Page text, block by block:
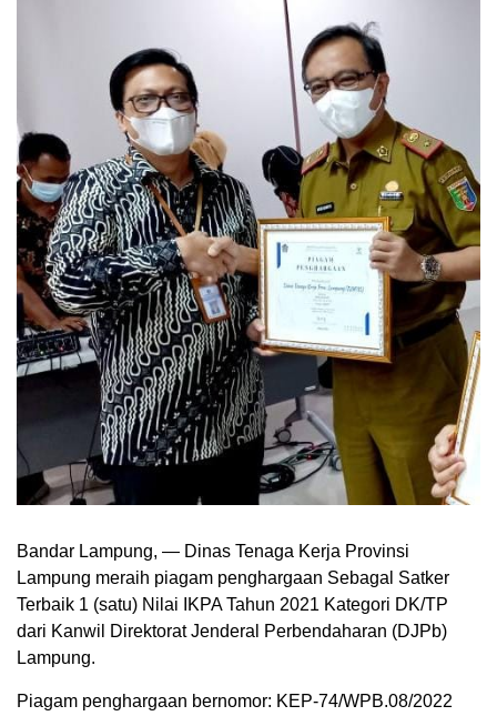
Bandar Lampung, — Dinas Tenaga Kerja Provinsi
Lampung meraih piagam penghargaan Sebagal Satker
Terbaik 1 (satu) Nilai IKPA Tahun 2021 Kategori DK/TP
dari Kanwil Direktorat Jenderal Perbendaharan (DJPb)
Lampung.
Piagam penghargaan bernomor: KEP-74/WPB.08/2022